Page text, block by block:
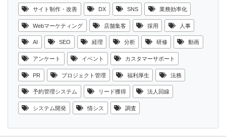
サイト制作・改善 DX SNS 業務効率化
Webマーケティング 店舗集客 採用 人事
AI SEO 経理 分析 研修 動画
アンケート イベント カスタマーサポート
PR プロジェクト管理 福利厚生 法務
予約管理システム リード獲得 法人回線
システム開発 情シス 調査